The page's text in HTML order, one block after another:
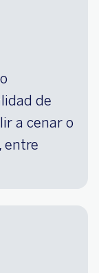
de
a cenar o
entre